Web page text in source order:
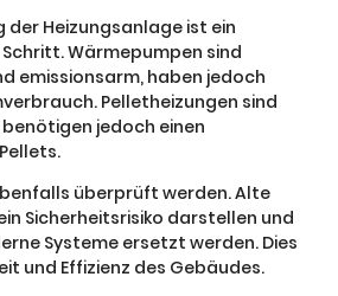
der Heizungsanlage ist ein
Wärmepumpen sind
emissionsarm, haben jedoch
Pelletheizungen sind
jedoch einen
überprüft werden. Alte
Sicherheitsrisiko darstellen und
Systeme ersetzt werden. Dies
und Effizienz des Gebäudes.